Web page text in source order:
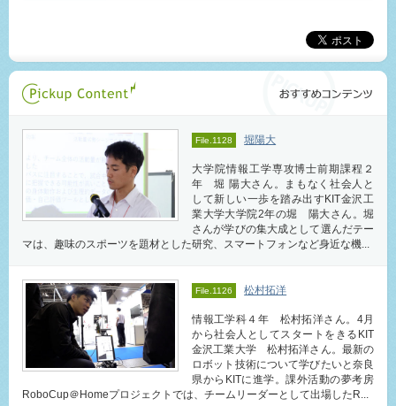
File.1128 堀陽大
大学院情報工学専攻博士前期課程２
年 堀 陽大さん。まもなく社会人と
して新しい一歩を踏み出すKIT金沢工
業大学大学院2年の堀 陽大さん。堀
さんが学びの集大成として選んだテー
マは、趣味のスポーツを題材とした研究、スマートフォンなど身近な機...
File.1126 松村拓洋
情報工学科４年 松村拓洋さん。4月
から社会人としてスタートをきるKIT
金沢工業大学 松村拓洋さん。最新の
ロボット技術について学びたいと奈良
県からKITに進学。課外活動の夢考房
RoboCup＠Homeプロジェクトでは、チームリーダーとして出場したR...